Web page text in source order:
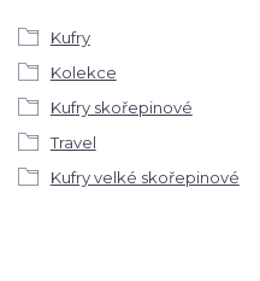
Kufry
Kolekce
Kufry skořepinové
Travel
Kufry velké skořepinové